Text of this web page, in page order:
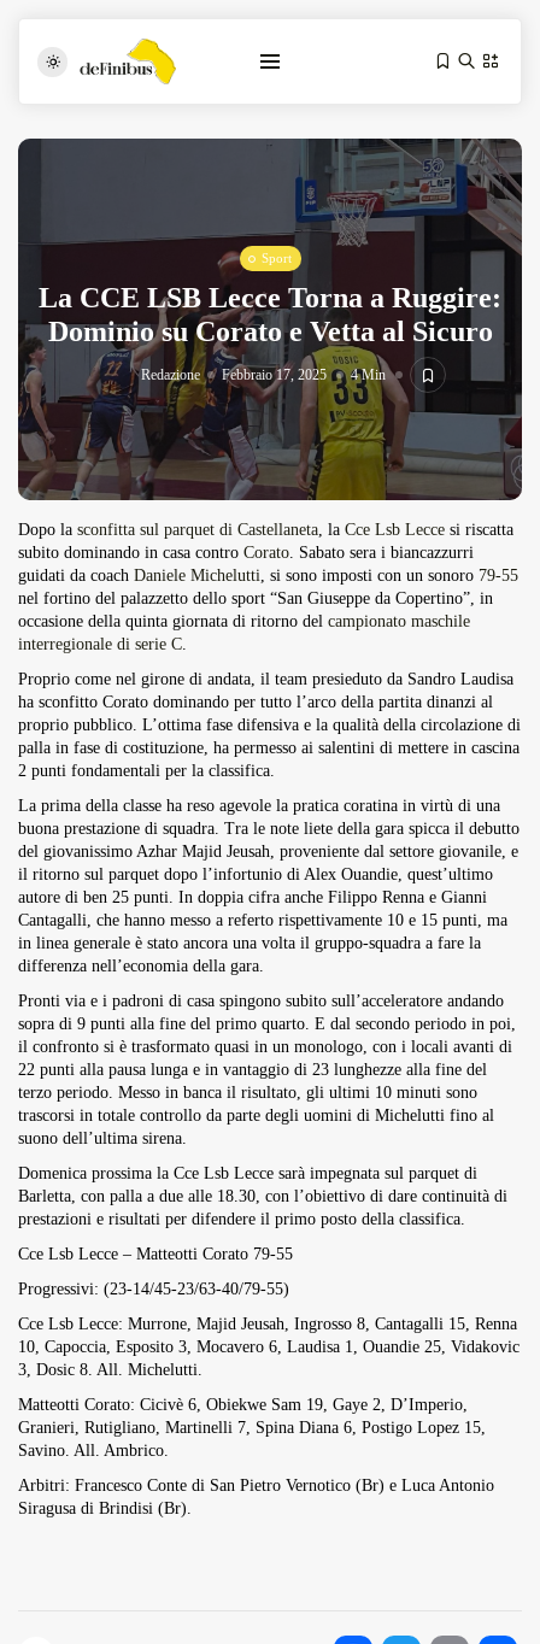
Iosonouncane A Lecce: Concerto Acustico...
Luglio 17, 2026 13 Min
Tarantarte Al Festival De Fès...
Giugno 4, 2026 15 Min
Overdrive Fest A Matino: Il...
Maggio 29, 2026 4 Min
Sport
La CCE LSB Lecce Torna a Ruggire:
Dominio su Corato e Vetta al Sicuro
Redazione Febbraio 17, 2025 4 Min
Dopo la sconfitta sul parquet di Castellaneta, la Cce Lsb Lecce si riscatta
subito dominando in casa contro Corato. Sabato sera i biancazzurri
guidati da coach Daniele Michelutti, si sono imposti con un sonoro 79-55
nel fortino del palazzetto dello sport “San Giuseppe da Copertino”, in
occasione della quinta giornata di ritorno del campionato maschile
interregionale di serie C.
Proprio come nel girone di andata, il team presieduto da Sandro Laudisa
ha sconfitto Corato dominando per tutto l’arco della partita dinanzi al
proprio pubblico. L’ottima fase difensiva e la qualità della circolazione di
palla in fase di costituzione, ha permesso ai salentini di mettere in cascina
2 punti fondamentali per la classifica.
La prima della classe ha reso agevole la pratica coratina in virtù di una
buona prestazione di squadra. Tra le note liete della gara spicca il debutto
del giovanissimo Azhar Majid Jeusah, proveniente dal settore giovanile, e
il ritorno sul parquet dopo l’infortunio di Alex Ouandie, quest’ultimo
autore di ben 25 punti. In doppia cifra anche Filippo Renna e Gianni
Cantagalli, che hanno messo a referto rispettivamente 10 e 15 punti, ma
in linea generale è stato ancora una volta il gruppo-squadra a fare la
differenza nell’economia della gara.
Pronti via e i padroni di casa spingono subito sull’acceleratore andando
sopra di 9 punti alla fine del primo quarto. E dal secondo periodo in poi,
il confronto si è trasformato quasi in un monologo, con i locali avanti di
22 punti alla pausa lunga e in vantaggio di 23 lunghezze alla fine del
terzo periodo. Messo in banca il risultato, gli ultimi 10 minuti sono
trascorsi in totale controllo da parte degli uomini di Michelutti fino al
suono dell’ultima sirena.
Domenica prossima la Cce Lsb Lecce sarà impegnata sul parquet di
Barletta, con palla a due alle 18.30, con l’obiettivo di dare continuità di
prestazioni e risultati per difendere il primo posto della classifica.
Cce Lsb Lecce – Matteotti Corato 79-55
Progressivi: (23-14/45-23/63-40/79-55)
Cce Lsb Lecce: Murrone, Majid Jeusah, Ingrosso 8, Cantagalli 15, Renna
10, Capoccia, Esposito 3, Mocavero 6, Laudisa 1, Ouandie 25, Vidakovic
3, Dosic 8. All. Michelutti.
Matteotti Corato: Cicivè 6, Obiekwe Sam 19, Gaye 2, D’Imperio,
Granieri, Rutigliano, Martinelli 7, Spina Diana 6, Postigo Lopez 15,
Savino. All. Ambrico.
Arbitri: Francesco Conte di San Pietro Vernotico (Br) e Luca Antonio
Siragusa di Brindisi (Br).